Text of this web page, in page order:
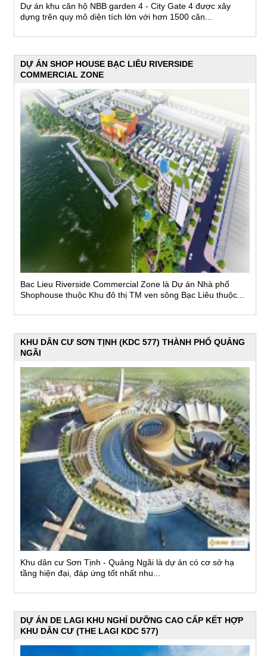
Dự án khu căn hộ NBB garden 4 - City Gate 4 được xây
dựng trên quy mô diện tích lớn với hơn 1500 căn...
DỰ ÁN SHOP HOUSE BẠC LIÊU RIVERSIDE
COMMERCIAL ZONE
Bac Lieu Riverside Commercial Zone là Dự án Nhà phố
Shophouse thuộc Khu đô thị TM ven sông Bạc Liêu thuộc...
KHU DÂN CƯ SƠN TỊNH (KDC 577) THÀNH PHỐ QUẢNG
NGÃI
Khu dân cư Sơn Tịnh - Quảng Ngãi là dự án có cơ sở hạ
tầng hiện đại, đáp ứng tốt nhất nhu...
DỰ ÁN DE LAGI KHU NGHỈ DƯỠNG CAO CẤP KẾT HỢP
KHU DÂN CƯ (THE LAGI KDC 577)